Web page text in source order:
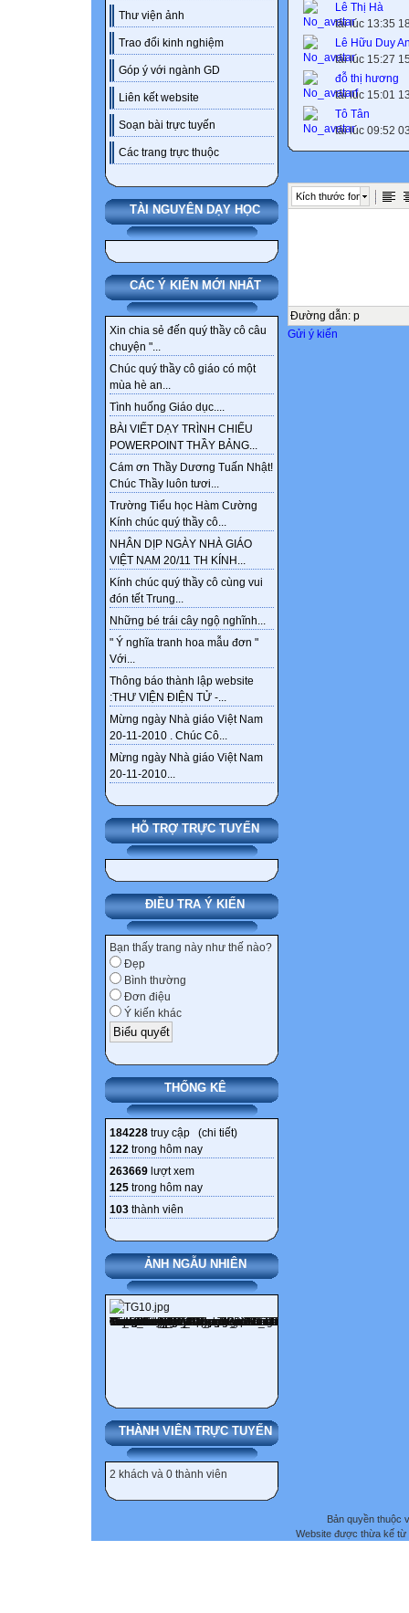
Thư viện ảnh
Trao đổi kinh nghiệm
Góp ý với ngành GD
Liên kết website
Soạn bài trực tuyến
Các trang trực thuộc
TÀI NGUYÊN DẠY HỌC
CÁC Ý KIẾN MỚI NHẤT
Xin chia sẻ đến quý thầy cô câu
chuyện "...
Chúc quý thầy cô giáo có một
mùa hè an...
Tình huống Giáo dục....
BÀI VIẾT DẠY TRÌNH CHIẾU
POWERPOINT THẦY BẢNG...
Cám ơn Thầy Dương Tuấn Nhật!
Chúc Thầy luôn tươi...
Trường Tiểu học Hàm Cường
Kính chúc quý thầy cô...
NHÂN DỊP NGÀY NHÀ GIÁO
VIỆT NAM 20/11 TH KÍNH...
Kính chúc quý thầy cô cùng vui
đón tết Trung...
Những bé trái cây ngộ nghĩnh...
" Ý nghĩa tranh hoa mẫu đơn "
Với...
Thông báo thành lập website
:THƯ VIỆN ĐIỆN TỬ -...
Mừng ngày Nhà giáo Việt Nam
20-11-2010 . Chúc Cô...
Mừng ngày Nhà giáo Việt Nam
20-11-2010...
HỖ TRỢ TRỰC TUYẾN
ĐIỀU TRA Ý KIẾN
Bạn thấy trang này như thế nào?
Đẹp
Bình thường
Đơn điệu
Ý kiến khác
THỐNG KÊ
184228 truy cập (chi tiết)
122 trong hôm nay
263669 lượt xem
125 trong hôm nay
103 thành viên
ẢNH NGẪU NHIÊN
THÀNH VIÊN TRỰC TUYẾN
2 khách và 0 thành viên
Lê Thị Hà
tải lúc 13:35
Lê Hữu Duy
tải lúc 15:27
đỗ thị hương
tải lúc 15:01
Tô Tân
tải lúc 09:52
Kích thước font
Đường dẫn: p
Gửi ý kiến
Bản quyền thuộc
Website được thừa kế từ